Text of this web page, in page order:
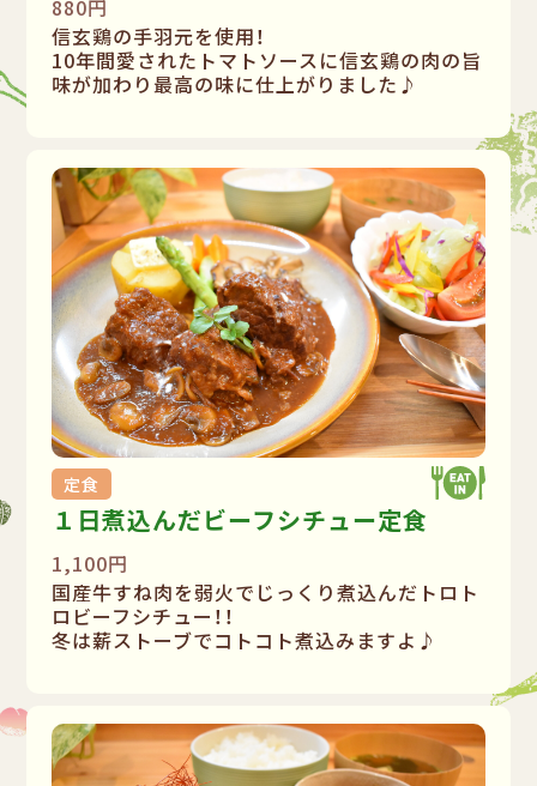
880円
信玄鶏の手羽元を使用！
10年間愛されたトマトソースに信玄鶏の肉の旨
味が加わり最高の味に仕上がりました♪
定食
１日煮込んだビーフシチュー定食
1,100円
国産牛すね肉を弱火でじっくり煮込んだトロト
ロビーフシチュー！！
冬は薪ストーブでコトコト煮込みますよ♪